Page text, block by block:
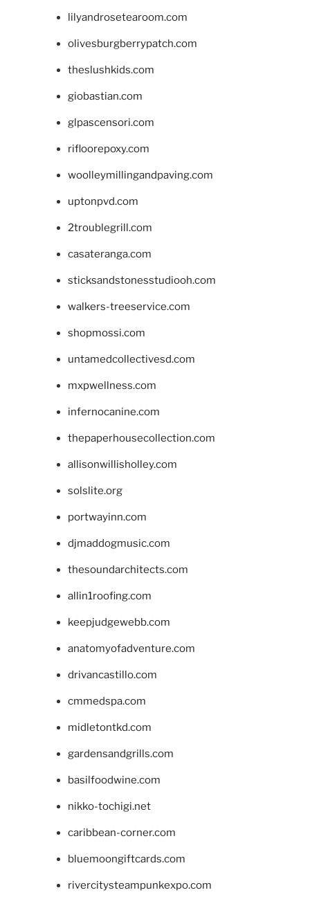
lilyandrosetearoom.com
olivesburgberrypatch.com
theslushkids.com
giobastian.com
glpascensori.com
rifloorepoxy.com
woolleymillingandpaving.com
uptonpvd.com
2troublegrill.com
casateranga.com
sticksandstonesstudiooh.com
walkers-treeservice.com
shopmossi.com
untamedcollectivesd.com
mxpwellness.com
infernocanine.com
thepaperhousecollection.com
allisonwillisholley.com
solslite.org
portwayinn.com
djmaddogmusic.com
thesoundarchitects.com
allin1roofing.com
keepjudgewebb.com
anatomyofadventure.com
drivancastillo.com
cmmedspa.com
midletontkd.com
gardensandgrills.com
basilfoodwine.com
nikko-tochigi.net
caribbean-corner.com
bluemoongiftcards.com
rivercitysteampunkexpo.com